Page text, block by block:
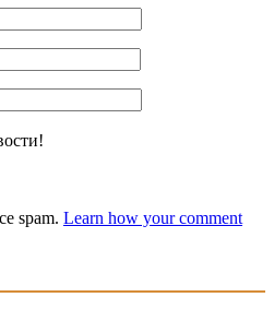
spam. Learn how your comment